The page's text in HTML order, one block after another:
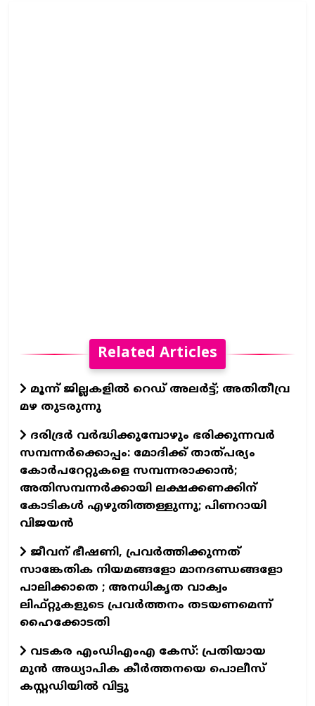
Related Articles
മൂന്ന് ജില്ലകളിൽ റെഡ് അലർട്ട്; അതിതീവ്ര
മഴ തുടരുന്നു
ദരിദ്രർ വർദ്ധിക്കുമ്പോഴും ഭരിക്കുന്നവർ
സമ്പന്നർക്കൊപ്പം: മോദിക്ക് താത്പര്യം
കോർപറേറ്റുകളെ സമ്പന്നരാക്കാൻ;
അതിസമ്പന്നർക്കായി ലക്ഷക്കണക്കിന്
കോടികൾ എഴുതിത്തള്ളുന്നു; പിണറായി
വിജയൻ
ജീവന് ഭീഷണി, പ്രവർത്തിക്കുന്നത്
സാങ്കേതിക നിയമങ്ങളോ മാനദണ്ഡങ്ങളോ
പാലിക്കാതെ ; അനധികൃത വാക്വം
ലിഫ്റ്റുകളുടെ പ്രവർത്തനം തടയണമെന്ന്
ഹൈക്കോടതി
വടകര എംഡിഎംഎ കേസ്: പ്രതിയായ
മുൻ അധ്യാപിക കീർത്തനയെ പൊലീസ്
കസ്റ്റഡിയിൽ വിട്ടു